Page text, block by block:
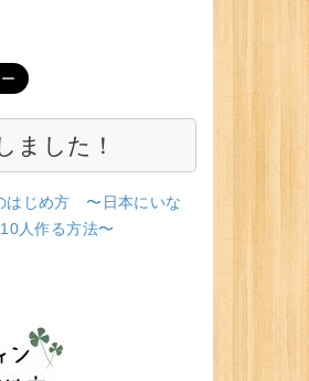
ました！
はじめ方 〜日本にいな
人作る方法〜